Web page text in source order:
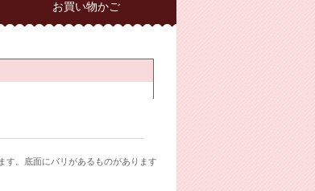
お買い物かご
す。底面にバリがあるものがあります